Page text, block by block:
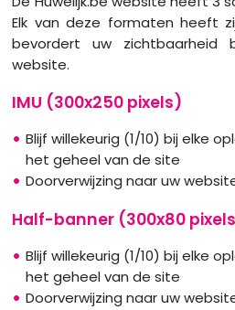
Elk van deze formaten heeft
bevordert uw zichtbaarheid
website.
IMU (300x250 pixels)
Blijf willekeurig (1/10) bij elke
het geheel van de site
Doorverwijzing naar uw
Half-banner (300x80
Blijf willekeurig (1/10) bij elke
het geheel van de site
Doorverwijzing naar uw